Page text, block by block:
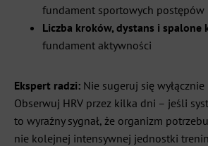
fundament sportowych postępów
Liczba kroków, dystans i spalone
fundament aktywności
Ekspert radzi: Nie sugeruj się
Obserwuj HRV przez kilka dni – jeśli
to wyraźny sygnał, że organizm
nie kolejnej intensywnej jednostki